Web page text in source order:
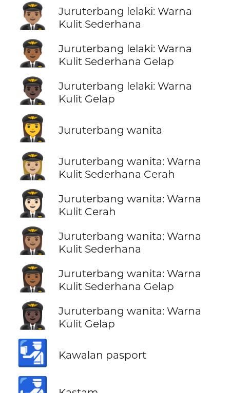
👨🏽‍✈️
Juruterbang lelaki: Warna
Kulit Sederhana
👨🏾‍✈️
Juruterbang lelaki: Warna
Kulit Sederhana Gelap
👨🏿‍✈️
Juruterbang lelaki: Warna
Kulit Gelap
👩‍✈️ Juruterbang wanita
👩🏼‍✈️
Juruterbang wanita: Warna
Kulit Sederhana Cerah
👩🏻‍✈️
Juruterbang wanita: Warna
Kulit Cerah
👩🏽‍✈️
Juruterbang wanita: Warna
Kulit Sederhana
👩🏾‍✈️
Juruterbang wanita: Warna
Kulit Sederhana Gelap
👩🏿‍✈️
Juruterbang wanita: Warna
Kulit Gelap
🛂 Kawalan pasport